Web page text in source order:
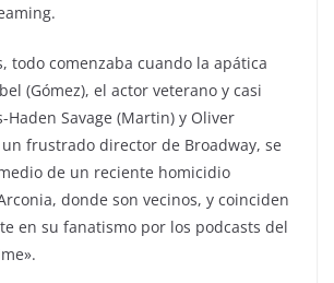
todo comenzaba cuando la apática
(Gómez), el actor veterano y casi
Haden Savage (Martin) y Oliver
un frustrado director de Broadway, se
de un reciente homicidio
donde son vecinos, y coinciden
en su fanatismo por los podcasts del